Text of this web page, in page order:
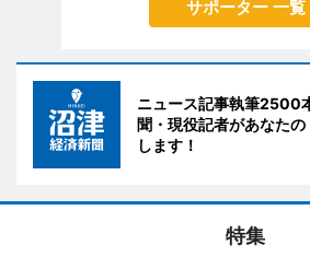
サポーター 一覧
ニュース記事執筆2500
聞・現役記者があなた
します！
特集